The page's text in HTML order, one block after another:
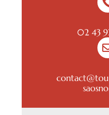
02 43